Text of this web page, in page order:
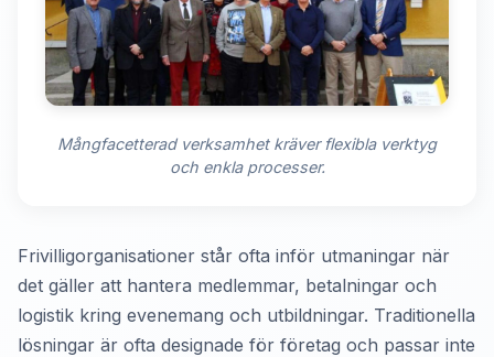
Frivilligorganisationer står ofta inför utmaningar när
det gäller att hantera medlemmar, betalningar och
logistik kring evenemang och utbildningar. Traditionella
lösningar är ofta designade för företag och passar inte
Mångfacetterad verksamhet kräver flexibla verktyg
och enkla processer.